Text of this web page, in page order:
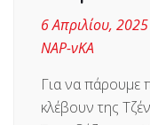
6 Απριλίου, 2025
ΝΑΡ-νΚΑ
Για να πάρουμε
κλέβουν της